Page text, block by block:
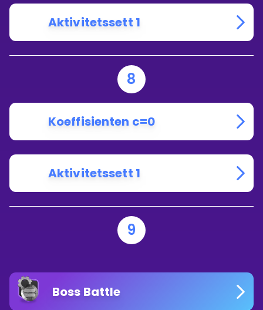
Aktivitetssett 1
8
Koeffisienten c=0
Aktivitetssett 1
9
Boss Battle